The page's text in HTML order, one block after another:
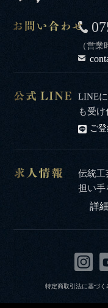
（営
LINE
も受
ご
伝統工
担い手
詳
特定商取引法に基づく